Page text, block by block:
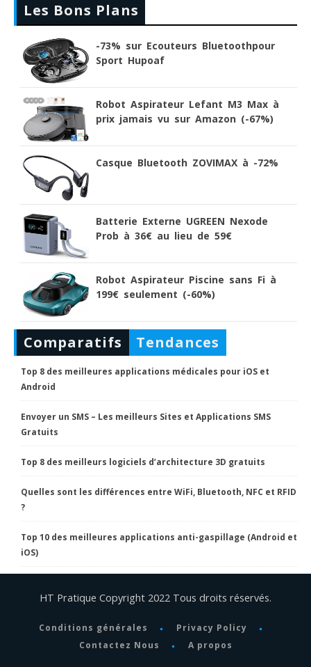
Les Bons Plans
-73% sur Ecouteurs Bluetoothpour
Sport Hupoaf
Robot Aspirateur Lefant M3 Max à
prix jamais vu sur Amazon (-67%)
Casque Bluetooth ZOVIMAX à -72%
Batterie Externe UGREEN Nexode
Prob à 36€ au lieu de 59€
Robot Aspirateur Piscine sans Fi à
199€ seulement (-60%)
Comparatifs Tendances
Top 8 des meilleures applications médicales pour iOS et
Android
Envoyer un SMS – Les meilleurs Sites et Applications SMS
Gratuits
Top 8 des meilleurs logiciels d’architecture 3D gratuits
Quelles sont les différences entre WiFi, Bluetooth, NFC et RFID
?
Top 10 des meilleures applications anti-gaspillage (Android et
iOS)
HT Pratique Copyright 2022 Tous droits réservés.
Conditions générales
Privacy Policy
Contactez Nous
A propos